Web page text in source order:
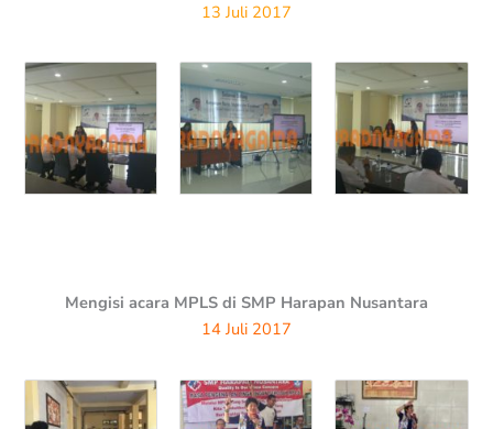
13 Juli 2017
Mengisi acara MPLS di SMP Harapan Nusantara
14 Juli 2017